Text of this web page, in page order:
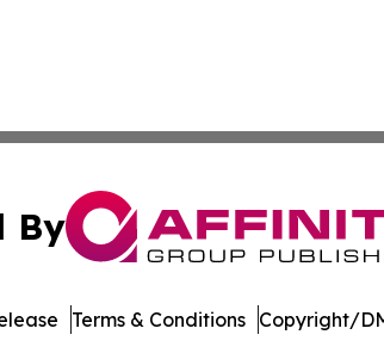
By
Terms & Conditions Copyright/